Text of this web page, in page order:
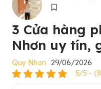
3 Cửa hàng
Nhơn uy tín,
Quy Nhơn
29/06/2026
5/5 -